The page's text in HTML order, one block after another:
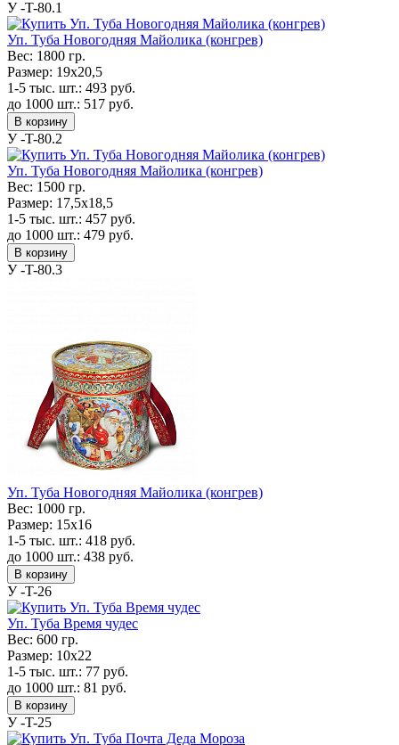
У -T-80.1
Уп. Туба Новогодняя Майолика (конгрев)
Вес: 1800 гр.
Размер: 19x20,5
1-5 тыс. шт.: 493 руб.
до 1000 шт.: 517 руб.
В корзину
У -T-80.2
Уп. Туба Новогодняя Майолика (конгрев)
Вес: 1500 гр.
Размер: 17,5x18,5
1-5 тыс. шт.: 457 руб.
до 1000 шт.: 479 руб.
В корзину
У -T-80.3
Уп. Туба Новогодняя Майолика (конгрев)
Вес: 1000 гр.
Размер: 15x16
1-5 тыс. шт.: 418 руб.
до 1000 шт.: 438 руб.
В корзину
У -T-26
Уп. Туба Время чудес
Вес: 600 гр.
Размер: 10x22
1-5 тыс. шт.: 77 руб.
до 1000 шт.: 81 руб.
В корзину
У -T-25